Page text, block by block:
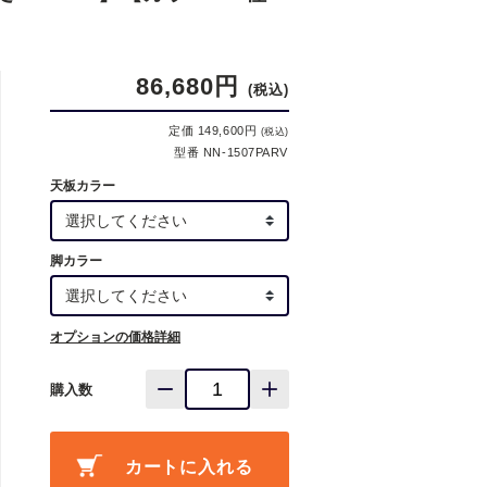
86,680円 (税込)
定価 149,600円 (税込)
型番 NN-1507PARV
天板カラー
脚カラー
オプションの価格詳細
購入数